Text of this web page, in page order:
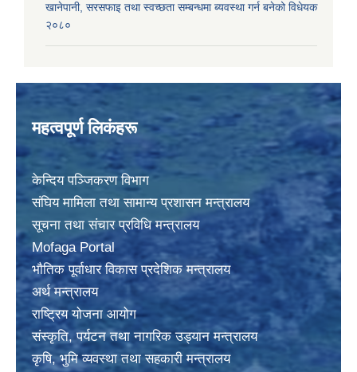
खानेपानी, सरसफाइ तथा स्वच्छता सम्बन्धमा ब्यवस्था गर्न बनेको विधेयक
२०८०
महत्वपूर्ण लिकंहरू
केन्दिय पञ्जिकरण विभाग
संघिय मामिला तथा सामान्य प्रशासन मन्त्रालय
सूचना तथा संचार प्रविधि मन्त्रालय
Mofaga Portal
भाैतिक पूर्वाधार विकास प्रदेशिक मन्त्रालय
अर्थ मन्त्रालय
राष्ट्रिय योजना आयोग
संस्कृति, पर्यटन तथा नागरिक उड्यान मन्त्रालय
कृषि, भुमि व्यवस्था तथा सहकारी मन्त्रालय